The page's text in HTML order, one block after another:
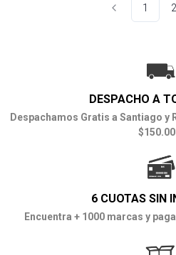
1 2
DESPACHO A
Despachamos Gratis a Santiago
6 CUOTAS SIN
Encuentra + 1000 marcas y